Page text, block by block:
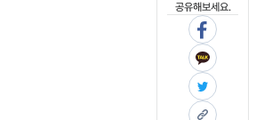
공유해보세요.